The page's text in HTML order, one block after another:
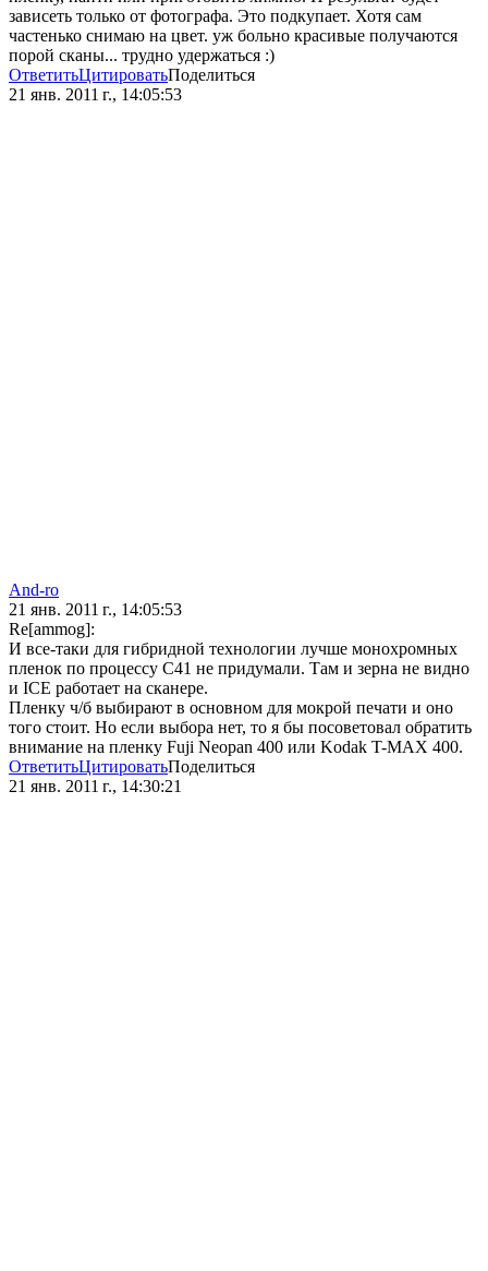
зависеть только от фотографа. Это подкупает. Хотя сам
частенько снимаю на цвет. уж больно красивые получаются
порой сканы... трудно удержаться :)
ОтветитьЦитироватьПоделиться
21 янв. 2011 г., 14:05:53
And-ro
21 янв. 2011 г., 14:05:53
Re[ammog]:
И все-таки для гибридной технологии лучше монохромных
пленок по процессу C41 не придумали. Там и зерна не видно
и ICE работает на сканере.
Пленку ч/б выбирают в основном для мокрой печати и оно
того стоит. Но если выбора нет, то я бы посоветовал обратить
внимание на пленку Fuji Neopan 400 или Kodak T-MAX 400.
ОтветитьЦитироватьПоделиться
21 янв. 2011 г., 14:30:21